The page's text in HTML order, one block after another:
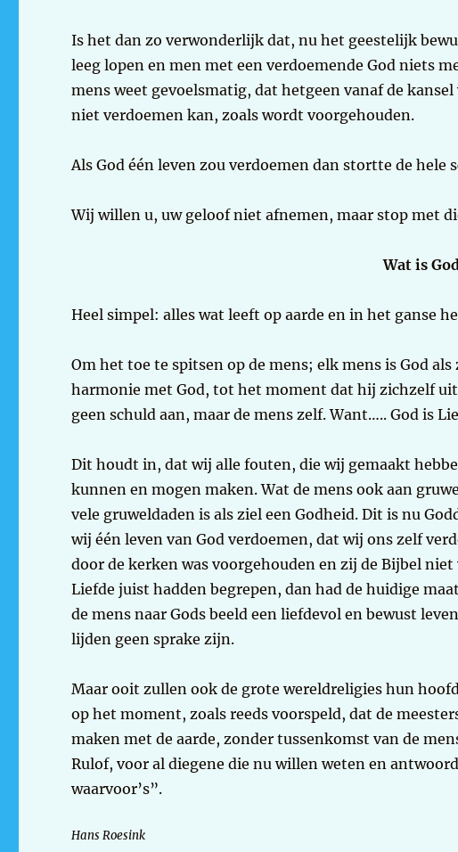
Is het dan zo verwonderlijk dat, nu het geestelijk
leeg lopen en men met een verdoemende God niets
mens weet gevoelsmatig, dat hetgeen vanaf de
niet verdoemen kan, zoals wordt voorgehouden.
Als God één leven zou verdoemen dan stortte de hele
Wij willen u, uw geloof niet afnemen, maar stop met
Wat is
Heel simpel: alles wat leeft op aarde en in het ganse
Om het toe te spitsen op de mens; elk mens is God
harmonie met God, tot het moment dat hij zichzelf
geen schuld aan, maar de mens zelf. Want….. God is
Dit houdt in, dat wij alle fouten, die wij gemaakt
kunnen en mogen maken. Wat de mens ook aan
vele gruweldaden is als ziel een Godheid. Dit is nu
wij één leven van God verdoemen, dat wij ons zelf
door de kerken was voorgehouden en zij de Bijbel
Liefde juist hadden begrepen, dan had de huidige
de mens naar Gods beeld een liefdevol en bewust
lijden geen sprake zijn.
Maar ooit zullen ook de grote wereldreligies hun
op het moment, zoals reeds voorspeld, dat de
maken met de aarde, zonder tussenkomst van de
Rulof, voor al diegene die nu willen weten en
waarvoor’s”.
Hans Roesink